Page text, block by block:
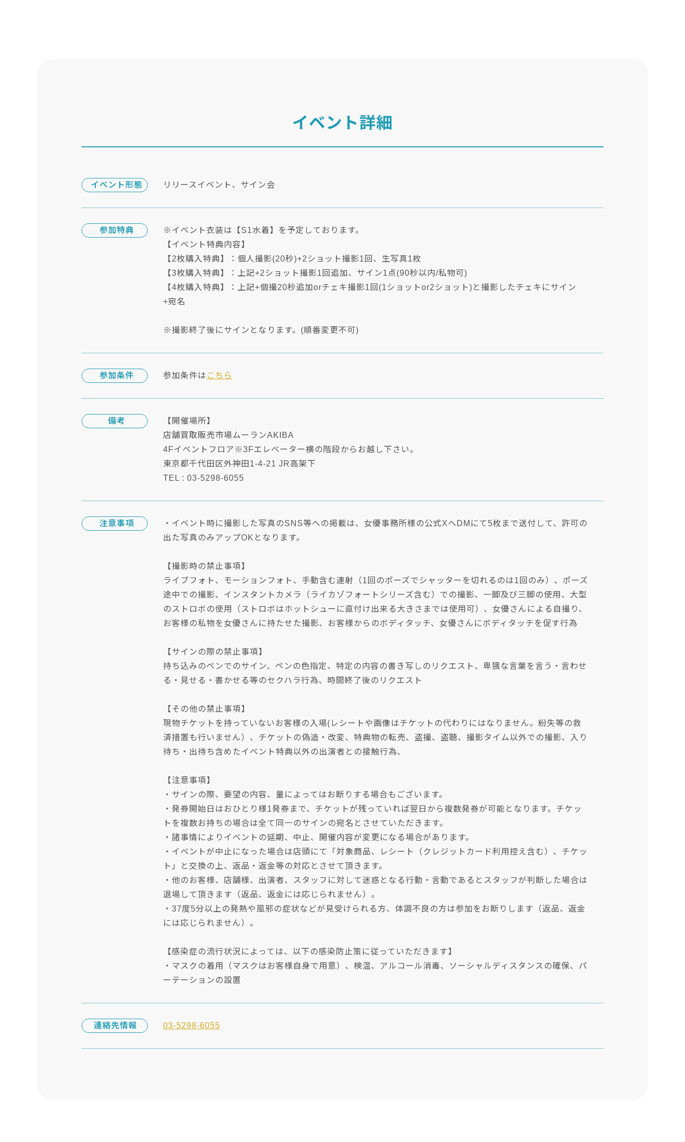
イベント詳細
イベント形態 リリースイベント、サイン会
参加特典
※イベント衣装は【S1水着】を予定しております。
【イベント特典内容】
【2枚購入特典】：個人撮影(20秒)+2ショット撮影1回、生写真1枚
【3枚購入特典】：上記+2ショット撮影1回追加、サイン1点(90秒以内/私物可)
【4枚購入特典】：上記+個撮20秒追加orチェキ撮影1回(1ショットor2ショット)と撮影したチェキにサイン
+宛名
※撮影終了後にサインとなります。(順番変更不可)
参加条件 参加条件は こちら
備考
【開催場所】
店舗買取販売市場ムーランAKIBA
4Fイベントフロア※3Fエレベーター横の階段からお越し下さい。
東京都千代田区外神田1-4-21 JR高架下
TEL : 03-5298-6055
注意事項
・イベント時に撮影した写真のSNS等への掲載は、女優事務所様の公式XへDMにて5枚まで送付して、許可の
出た写真のみアップOKとなります。
【撮影時の禁止事項】
ライブフォト、モーションフォト、手動含む連射（1回のポーズでシャッターを切れるのは1回のみ）、ポーズ
途中での撮影、インスタントカメラ（ライカゾフォートシリーズ含む）での撮影、一脚及び三脚の使用、大型
のストロボの使用（ストロボはホットシューに直付け出来る大きさまでは使用可）、女優さんによる自撮り、
お客様の私物を女優さんに持たせた撮影、お客様からのボディタッチ、女優さんにボディタッチを促す行為
【サインの際の禁止事項】
持ち込みのペンでのサイン、ペンの色指定、特定の内容の書き写しのリクエスト、卑猥な言葉を言う・言わせ
る・見せる・書かせる等のセクハラ行為、時間終了後のリクエスト
【その他の禁止事項】
現物チケットを持っていないお客様の入場(レシートや画像はチケットの代わりにはなりません。紛失等の救
済措置も行いません）、チケットの偽造・改変、特典物の転売、盗撮、盗聴、撮影タイム以外での撮影、入り
待ち・出待ち含めたイベント特典以外の出演者との接触行為、
【注意事項】
・サインの際、要望の内容、量によってはお断りする場合もございます。
・発券開始日はおひとり様1発券まで、チケットが残っていれば翌日から複数発券が可能となります。チケッ
トを複数お持ちの場合は全て同一のサインの宛名とさせていただきます。
・諸事情によりイベントの延期、中止、開催内容が変更になる場合があります。
・イベントが中止になった場合は店頭にて「対象商品、レシート（クレジットカード利用控え含む）、チケッ
ト」と交換の上、返品・返金等の対応とさせて頂きます。
・他のお客様、店舗様、出演者、スタッフに対して迷惑となる行動・言動であるとスタッフが判断した場合は
退場して頂きます（返品、返金には応じられません）。
・37度5分以上の発熱や風邪の症状などが見受けられる方、体調不良の方は参加をお断りします（返品、返金
には応じられません）。
【感染症の流行状況によっては、以下の感染防止策に従っていただきます】
・マスクの着用（マスクはお客様自身で用意）、検温、アルコール消毒、ソーシャルディスタンスの確保、パ
ーテーションの設置
連絡先情報 03-5298-6055